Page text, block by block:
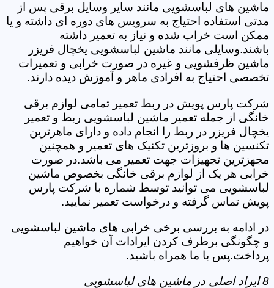
ماشین های لباسشویی مانند سایر وسایل برقی پس از
مدتی استفاده احتیاج به سرویس های دوره ای داشته و یا
ممکن است خراب شده و نیاز به تعمیر داشته
باشند.وسایلی مانند ماشین لباسشویی یخچال فریزر
ماشین ظرفشویی و غیره در صورت خرابی و تعمیرات
تخصصی احتیاج به افرادی ماهر و آموزش دیده دارند.
شرکت پارس پویش در ربط تعمیر تمامی لوازم برقی
خانگی از جمله تعمیر ماشین لباسشویی ربط و تعمیر
یخچال فریزر در ربط را انجام داده و دارای ماهرترین
تکنسین ها و بروزترین تکنیک های تعمیر و همچنین
مجهزترین تجهیزات جهت تعمیر می باشد.در صورت
خرابی هر یک از لوازم برقی خانگی بخصوص ماشین
لباسشویی می توانید توسط شماره با شرکت پارس
پویش تماس گرفته و درخواست تعمیر نمایید.
در ادامه به بررسی برخی خرابی های ماشین لباسشویی
و چگونگی برطرف کردن ایرادات آن خواهیم
پرداخت.پس با ما همراه باشید.
8 ایراد اصلی در ماشین های لباسشویی